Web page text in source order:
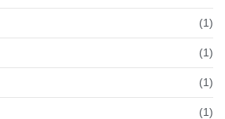
(1)
(1)
(1)
(1)